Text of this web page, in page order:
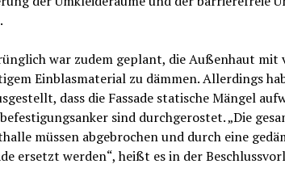
war zudem geplant, die Außenhaut mit
Einblasmaterial zu dämmen. Allerdings
dass die Fassade statische Mängel
sind durchgerostet. „Die
müssen abgebrochen und durch eine
ersetzt werden“, heißt es in der